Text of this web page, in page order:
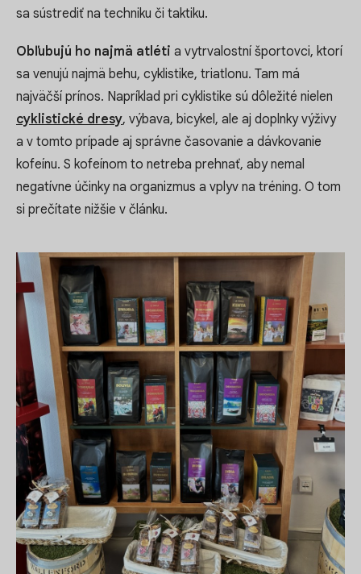
sa sústrediť na techniku či taktiku.
Obľubujú ho najmä atléti a vytrvalostní športovci, ktorí
sa venujú najmä behu, cyklistike, triatlonu. Tam má
najväčší prínos. Napríklad pri cyklistike sú dôležité nielen
cyklistické dresy, výbava, bicykel, ale aj doplnky výživy
a v tomto prípade aj správne časovanie a dávkovanie
kofeínu. S kofeínom to netreba prehnať, aby nemal
negatívne účinky na organizmus a vplyv na tréning. O tom
si prečítate nižšie v článku.